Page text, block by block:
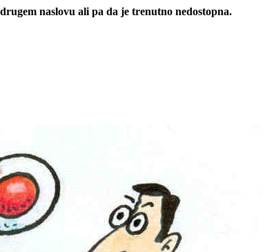
naslovu ali pa da je trenutno nedostopna.